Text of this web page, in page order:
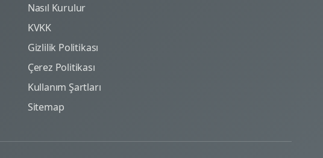
Nasıl Kurulur
KVKK
Gizlilik Politikası
Çerez Politikası
Kullanım Şartları
Sitemap